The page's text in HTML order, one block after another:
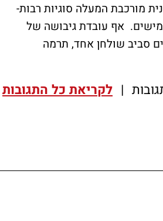
מורכבת המעלה סוגיות רבות-
אף עובדת גיבושה של
סביב שולחן אחד, תרמה
| לקריאת כל התגובות